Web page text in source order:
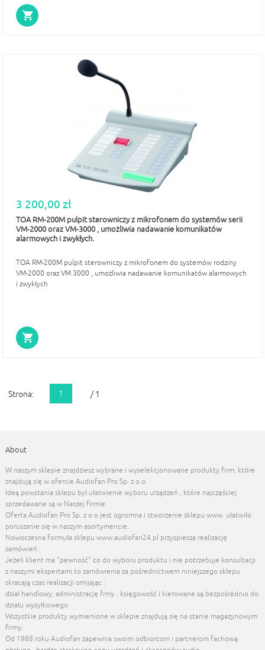
3 200,00 zł
TOA RM-200M pulpit sterowniczy z mikrofonem do systemów serii
VM-2000 oraz VM-3000 , umożliwia nadawanie komunikatów
alarmowych i zwykłych.
TOA RM-200M pulpit sterowniczy z mikrofonem do systemów rodziny
VM-2000 oraz VM 3000 , umożliwia nadawanie komunikatów alarmowych
i zwykłych
Strona: 1 / 1
About
W naszym sklepie znajdziesz wybrane i wyselekcjonowane produkty firm, które
znajdują się w ofercie Audiofan Pro Sp. z o.o.
Ideą powstania sklepu był ułatwienie wyboru urządzeń , które najczęściej
sprzedawane są w Naszej firmie.
Oferta Audiofan Pro Sp. z o.o jest ogromna i stworzenie sklepu www. ułatwiło
poruszanie się w naszym asortymencie.
Nowoczesna formuła sklepu www.audiofan24.pl przyspiesza realizację
zamówień .
Jeżeli klient ma "pewność" co do wyboru produktu i nie potrzebuje konsultacji
z naszymi ekspertami to zamówienia za pośrednictwem niniejszego sklepu
skracają czas realizacji omijając :
dział handlowy, administrację frmy , księgowość i kierowane są bezpośrednio do
działu wysyłkowego.
Wszystkie produkty wymienione w sklepie znajdują się na stanie magazynowym
firmy.
Od 1988 roku Audiofan zapewnia swoim odbiorcom i partnerom fachową